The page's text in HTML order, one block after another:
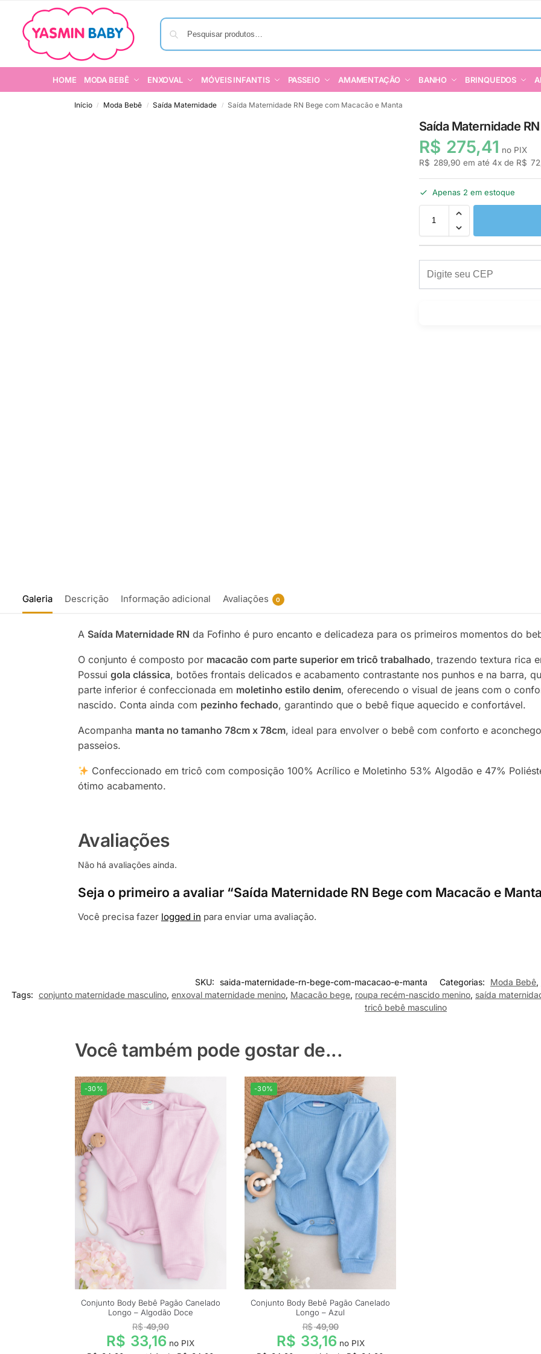
HOME MODA BEBÊ ENXOVAL MÓVEIS INFANTIS PASSEIO AMAMENTAÇÃO BANHO BRINQUEDOS
Início / Moda Bebê / Saída Maternidade / Saída Maternidade RN Bege com Macacão e Manta
Saída Maternidade
R$ 275,41 no PIX
R$ 289,90 em até 4x de R$
Apenas 2 em estoque
Galeria Descrição Informação adicional Avaliações 0
A Saída Maternidade RN da Fofinho é puro encanto e delicadeza para os primeiros momentos do
O conjunto é composto por macacão com parte superior em tricô trabalhado, trazendo textura rica
Possui gola clássica, botões frontais delicados e acabamento contrastante nos punhos e na barra,
parte inferior é confeccionada em moletinho estilo denim, oferecendo o visual de jeans com o
nascido. Conta ainda com pezinho fechado, garantindo que o bebê fique aquecido e confortável.
Acompanha manta no tamanho 78cm x 78cm, ideal para envolver o bebê com conforto e
passeios.
Confeccionado em tricô com composição 100% Acrílico e Moletinho 53% Algodão e 47%
ótimo acabamento.
Avaliações
Não há avaliações ainda.
Seja o primeiro a avaliar “Saída Maternidade RN Bege com Macacão e
Você precisa fazer logged in para enviar uma avaliação.
SKU: saida-maternidade-rn-bege-com-macacao-e-manta Categorias: Moda Bebê,
Tags: conjunto maternidade masculino, enxoval maternidade menino, Macacão bege, roupa recém-nascido menino, saída
tricô bebê masculino
Você também pode gostar de...
-30%
Conjunto Body Bebê Pagão Canelado
Longo – Algodão Doce
R$49,90
R$ 33,16 no PIX
-30%
Conjunto Body Bebê Pagão Canelado
Longo – Azul
R$49,90
R$ 33,16 no PIX